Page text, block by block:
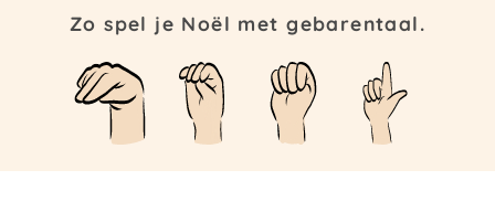
Zo spel je Noël met gebarentaal.